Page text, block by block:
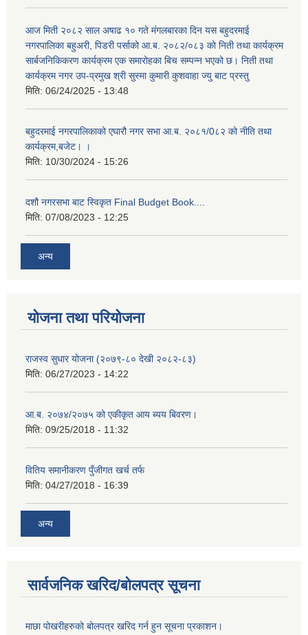
आज मिती २०८२ साल अषाढ १० गते मंगलबारका दिन यस बहुदरमाई
नगरपालिका बहुअरी, पिडरी पर्साको आ.ब. २०८२/०८३ को निती तथा कार्यक्रम
सार्बजनिकिकरण कार्यक्रम एक समारोहका बिच सम्पन्न भएको छ। निती तथा
कार्यक्रम नगर उप-प्रमुख श्री सुस्मा कुमारी कुशवाहा ज्यु बाट प्रस्तु
मिति: 06/24/2025 - 13:48
बहुदरमाई नगरपालिकाको एघारौ नगर सभा आ.ब. २०८१/0८२ को नीति तथा
कार्यक्रम,बजेट। ।
मिति: 10/30/2024 - 15:26
दशौ नगरसभा बाट स्विकृत Final Budget Book....
मिति: 07/08/2023 - 12:25
अन्य
योजना तथा परियोजना
राजस्व सुधार योजना (२०७९-८० देखी २०८२-८३)
मिति: 06/27/2023 - 14:22
आ.ब. २०७४/२०७५ को एकीकृत आय ब्यय बिवरण।
मिति: 09/25/2018 - 11:32
वितिय समानीकरण पुँजीगत खर्च तर्फ
मिति: 04/27/2018 - 16:39
अन्य
सार्वजनिक खरिद/बोलपत्र सूचना
माछा पोखरीहरुको बोलपत्र खरिद गर्न हुन सूचना प्रकाशन।